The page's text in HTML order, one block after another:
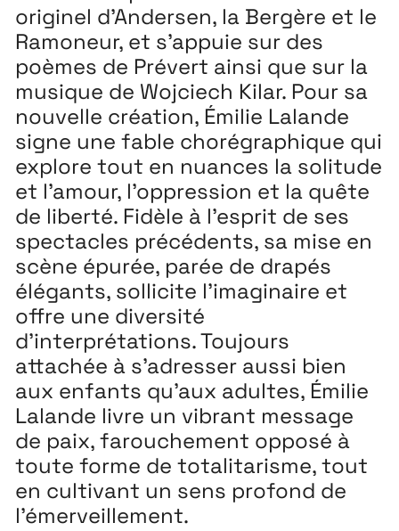
originel d’Andersen, la Bergère et le
Ramoneur, et s’appuie sur des
poèmes de Prévert ainsi que sur la
musique de Wojciech Kilar. Pour sa
nouvelle création, Émilie Lalande
signe une fable chorégraphique qui
explore tout en nuances la solitude
et l’amour, l’oppression et la quête
de liberté. Fidèle à l’esprit de ses
spectacles précédents, sa mise en
scène épurée, parée de drapés
élégants, sollicite l’imaginaire et
offre une diversité
d’interprétations. Toujours
attachée à s’adresser aussi bien
aux enfants qu’aux adultes, Émilie
Lalande livre un vibrant message
de paix, farouchement opposé à
toute forme de totalitarisme, tout
en cultivant un sens profond de
l’émerveillement.